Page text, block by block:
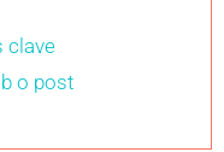
clave
o post